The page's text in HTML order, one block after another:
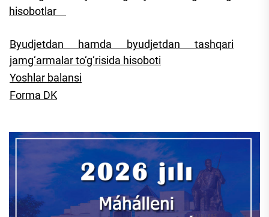
hisobotlar
Byudjetdan hamda byudjetdan tashqari
jamg‘armalar to‘g‘risida hisoboti
Yoshlar balansi
Forma DK